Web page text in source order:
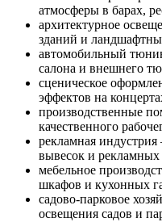
атмосферы в барах,
архитектурное
зданий и
автомобильный
салона и внешнего
сценическое
эффектов на
производственные
качественного
рекламная индустрия
вывесок и рекламных
мебельное
шкафов и кухонных
садово-парковое
освещения садов и